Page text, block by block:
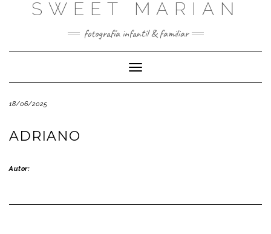
SWEET MARIAN
fotografía infantil & familiar
Cambiar
modo
18/06/2025
ADRIANO
Autor: